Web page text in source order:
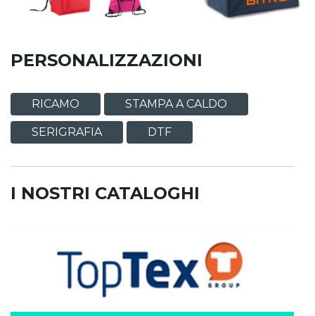
PERSONALIZZAZIONI
RICAMO STAMPA A CALDO
SERIGRAFIA DTF
I NOSTRI CATALOGHI